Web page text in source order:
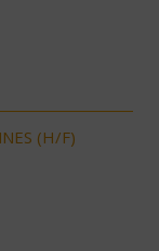
(H/F)